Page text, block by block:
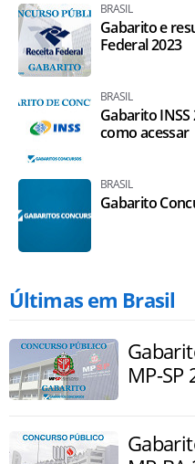
BRASIL
Gabarito e
Federal 2023
BRASIL
Gabarito
como acessar
BRASIL
Gabarito
Últimas em Brasil
MP-